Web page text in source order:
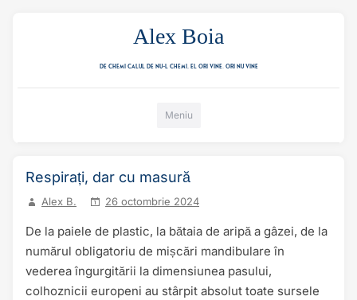
Alex Boia
De chemi calul de nu-l chemi, el ori vine. ori nu vine
Meniu
Respirați, dar cu masură
Alex B. 26 octombrie 2024
De la paiele de plastic, la bătaia de aripă a gâzei, de la
numărul obligatoriu de mișcări mandibulare în
vederea îngurgitării la dimensiunea pasului,
colhoznicii europeni au stârpit absolut toate sursele